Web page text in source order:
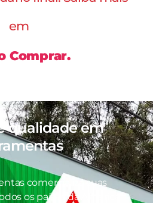
em
Comprar.
qualidade em
comercializa suas
os países da América